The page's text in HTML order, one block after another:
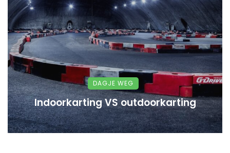
DAGJE WEG
Indoorkarting VS outdoorkarting